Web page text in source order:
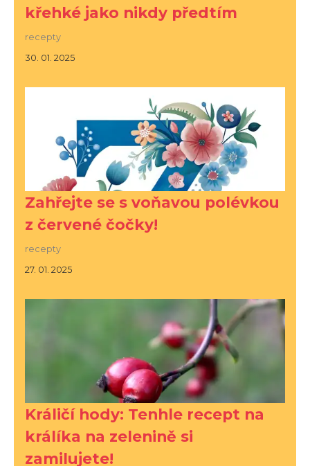
křehké jako nikdy předtím
recepty
30. 01. 2025
Zahřejte se s voňavou polévkou
z červené čočky!
recepty
27. 01. 2025
Králičí hody: Tenhle recept na
králíka na zelenině si
zamilujete!